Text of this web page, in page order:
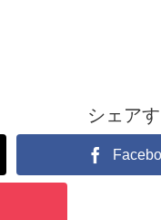
シェア